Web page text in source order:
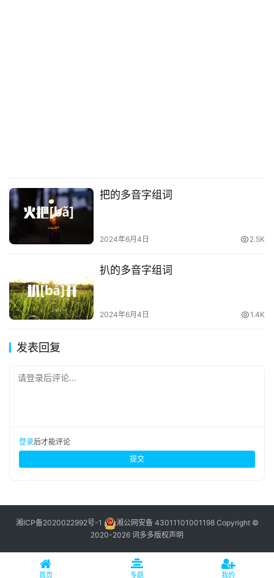
把的多音字组词
2024年6月4日 2.5K
扒的多音字组词
2024年6月4日 1.4K
发表回复
请登录后评论...
登录后才能评论
提交
湘ICP备2020022992号-1 湘公网安备 43011101001198Copyright ©
2020-2026 词多多版权声明
首页 专题 我的